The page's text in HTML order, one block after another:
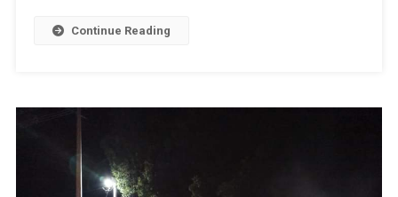
Continue Reading